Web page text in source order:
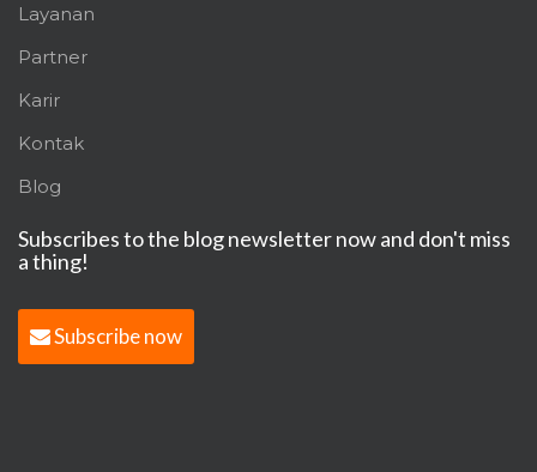
Layanan
Partner
Karir
Kontak
Blog
Subscribes to the blog newsletter now and don't miss
a thing!
Subscribe now